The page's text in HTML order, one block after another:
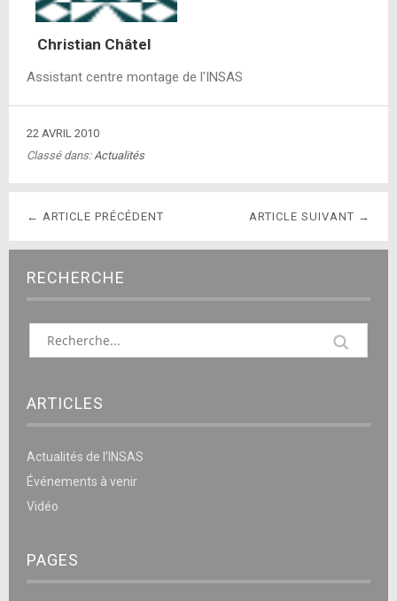
Christian Châtel
Assistant centre montage de l'INSAS
22 AVRIL 2010
Classé dans: Actualités
ARTICLE SUIVANT →
← ARTICLE PRÉCÉDENT
RECHERCHE
ARTICLES
Actualités de l’INSAS
Événements à venir
Vidéo
PAGES